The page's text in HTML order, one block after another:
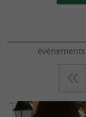
évènements